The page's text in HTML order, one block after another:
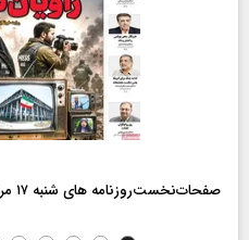
صفحات‌نخست‌روزنامه ها‌ی شنبه ۱۷ مردادماه